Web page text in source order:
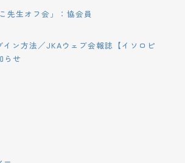
先生オフ会」：協会員
ン方法／JKAウェブ会報誌【イソロピ
らせ